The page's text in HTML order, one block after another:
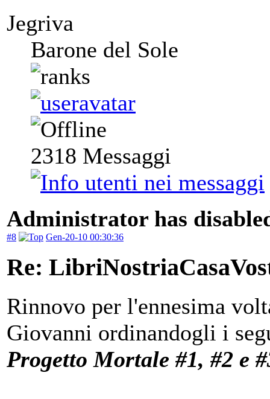
Jegriva
Barone del Sole
2318 Messaggi
Administrator has
#8 Gen-20-10 00:30:36
Re:
Rinnovo per l'ennesima
Giovanni ordinandogli i
Progetto Mortale #1, #2 e